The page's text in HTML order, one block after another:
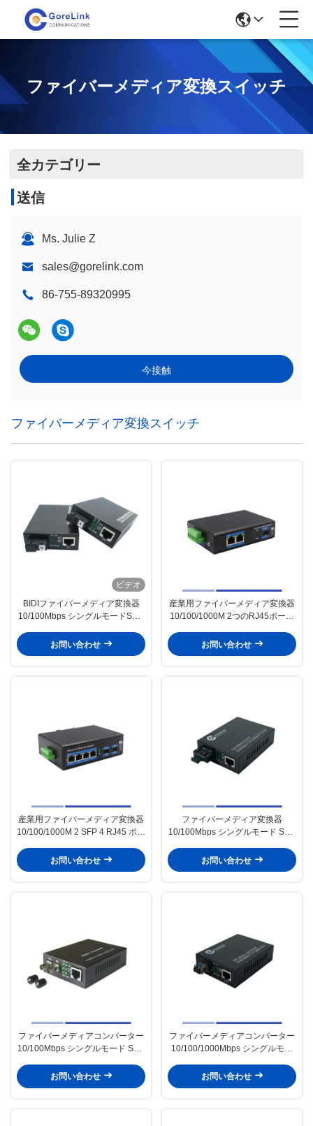
ファイバーメディア変換スイッチ
全カテゴリー
送信
Ms. Julie Z
sales@gorelink.com
86-755-89320995
今接触
ファイバーメディア変換スイッチ
ビデオ
BIDIファイバーメディア変換器
10/100Mbps シングルモードSMF
クスSC 20KM
お問い合わせ
産業用ファイバーメディア変換器
10/100/1000M 2つのRJ45ポート
SMFデュプレックス 1310nm
20KM
お問い合わせ
産業用ファイバーメディア変換器
10/100/1000M 2 SFP 4 RJ45 ポー
ックス 1310nm 20KM
お問い合わせ
ファイバーメディア変換器
10/100Mbps シングルモード SMF
お問い合わせ
ファイバーメディアコンバーター
10/100Mbps シングルモード SMF
お問い合わせ
ファイバーメディアコンバーター
10/100/1000Mbps シングルモー
ロット 20KM
お問い合わせ